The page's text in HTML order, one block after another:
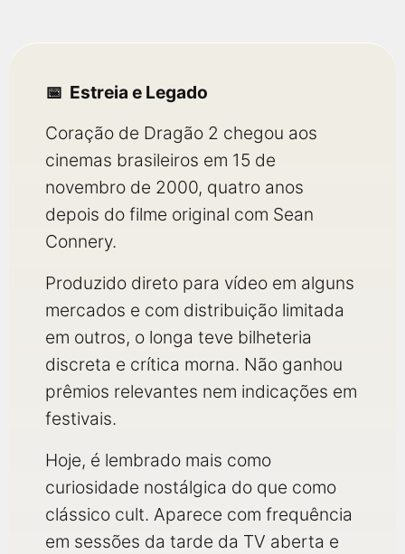
Estreia e Legado
Coração de Dragão 2 chegou aos
cinemas brasileiros em 15 de
novembro de 2000, quatro anos
depois do filme original com Sean
Connery.
Produzido direto para vídeo em alguns
mercados e com distribuição limitada
em outros, o longa teve bilheteria
discreta e crítica morna. Não ganhou
prêmios relevantes nem indicações em
festivais.
Hoje, é lembrado mais como
curiosidade nostálgica do que como
clássico cult. Aparece com frequência
em sessões da tarde da TV aberta e